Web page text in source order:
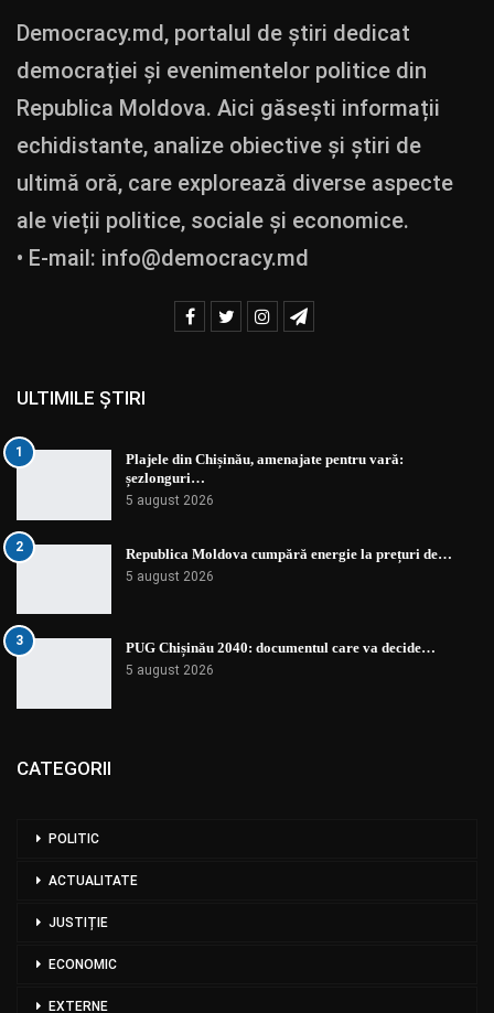
Democracy.md, portalul de știri dedicat
democrației și evenimentelor politice din
Republica Moldova. Aici găsești informații
echidistante, analize obiective și știri de
ultimă oră, care explorează diverse aspecte
ale vieții politice, sociale și economice.
• E-mail: info@democracy.md
ULTIMILE ȘTIRI
1
Plajele din Chișinău, amenajate pentru vară:
șezlonguri…
5 august 2026
2 Republica Moldova cumpără energie la prețuri de…
5 august 2026
3 PUG Chișinău 2040: documentul care va decide…
5 august 2026
CATEGORII
POLITIC
ACTUALITATE
JUSTIȚIE
ECONOMIC
EXTERNE